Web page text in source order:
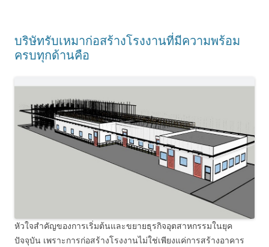
บริษัทรับเหมาก่อสร้างโรงงานที่มีความพร้อม
ครบทุกด้านคือ
หัวใจสำคัญของการเริ่มต้นและขยายธุรกิจอุตสาหกรรมในยุค
ปัจจุบัน เพราะการก่อสร้างโรงงานไม่ใช่เพียงแค่การสร้างอาคาร